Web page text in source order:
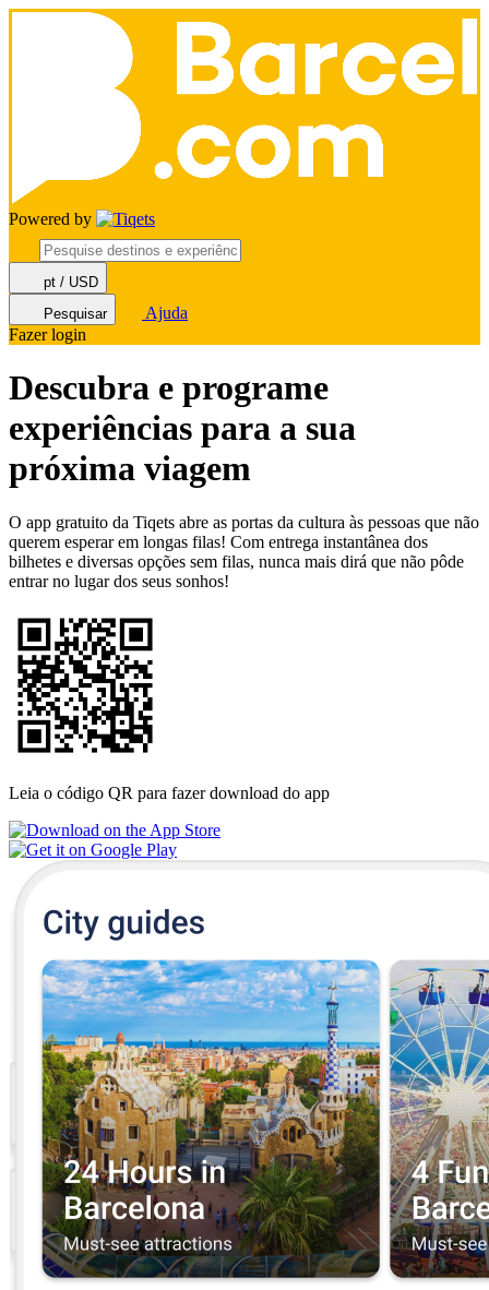
Powered by
pt / USD
Pesquisar
Ajuda
Fazer login
Descubra e programe
experiências para a sua
próxima viagem
O app gratuito da Tiqets abre as portas da cultura às pessoas que não
querem esperar em longas filas! Com entrega instantânea dos
bilhetes e diversas opções sem filas, nunca mais dirá que não pôde
entrar no lugar dos seus sonhos!
Leia o código QR para fazer download do app